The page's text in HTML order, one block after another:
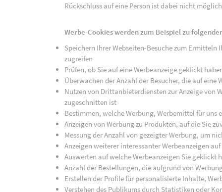
Rückschluss auf eine Person ist dabei nicht
Werbe-Cookies werden zum Beispiel zu
Speichern Ihrer Webseiten-Besuche zum
zugreifen
Prüfen, ob Sie auf eine Werbeanzeige geklickt
Überwachen der Anzahl der Besucher, die auf
Nutzen von Drittanbieterdiensten zur Anzeige von
zugeschnitten ist
Bestimmen, welche Werbung, Werbemittel für uns
Anzeigen von Werbung zu Produkten, auf die Sie
Messung der Anzahl von gezeigter Werbung, um
Anzeigen weiterer interessanter Werbeanzeigen
Auswerten auf welche Werbeanzeigen Sie geklickt
Anzahl der Bestellungen, die aufgrund von
Erstellen der Profile für personalisierte Inhalte,
Verstehen des Publikums durch Statistiken oder